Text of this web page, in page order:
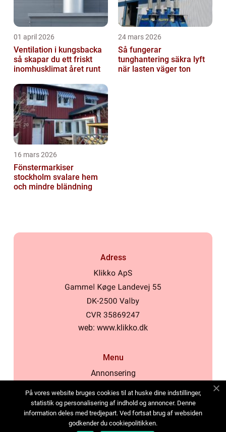
01 april 2026
Ventilation i kungsbacka
så skapar du ett friskt
inomhusklimat året runt
24 mars 2026
Så fungerar
tunghantering säkra lyft
när lasten väger ton
16 mars 2026
Fönstermarkiser
stockholm svalare hem
och mindre bländning
Adress
web: www.klikko.dk
Menu
Annonsering
Cookies
Kontakta oss
Sitemap
På vores website bruges cookies til at huske dine indstillinger,
statistik og personalisering af indhold og annoncer. Denne
information deles med tredjepart. Ved fortsat brug af websiden
godkender du cookiepolitikken.